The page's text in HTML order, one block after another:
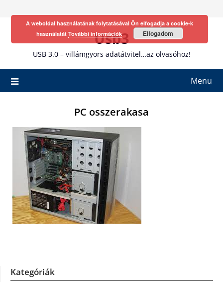
Usb3
USB 3.0 – villámgyors adatátvitel…az olvasóhoz!
Menu
PC osszerakasa
Kategóriák
A weboldal használatának folytatásával Ön elfogadja a cookie-k
használatát További információk Elfogadom